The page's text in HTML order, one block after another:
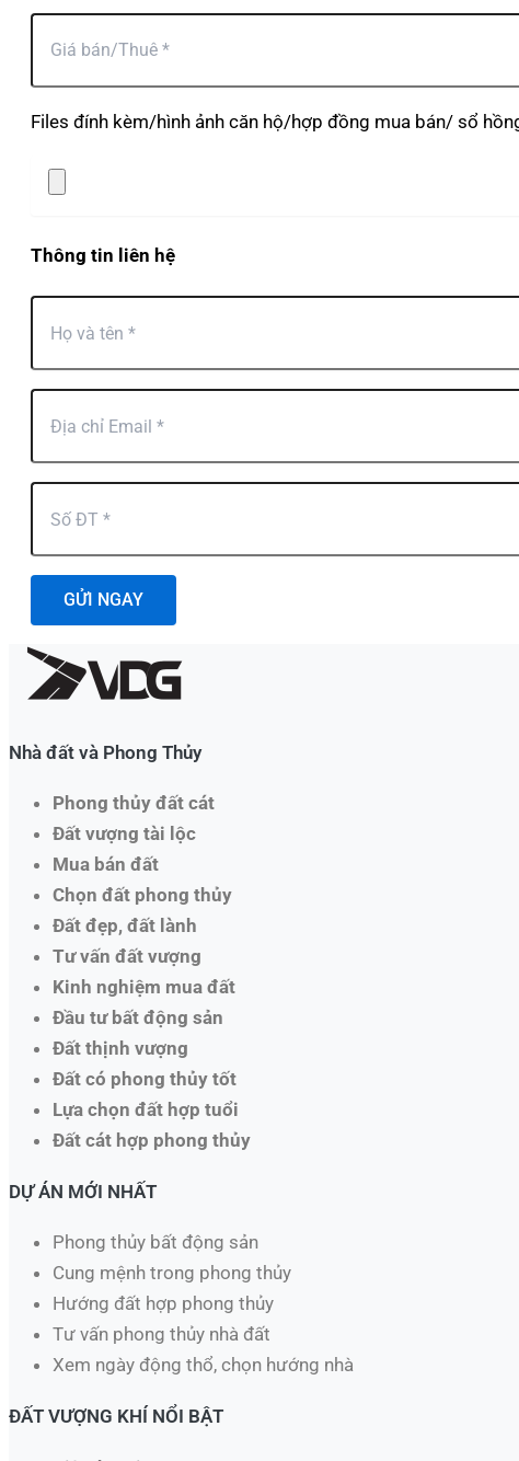
Files đính kèm/hình ảnh căn hộ/hợp đồng mua bán/ sổ
Thông tin liên hệ
GỬI NGAY
Nhà đất và Phong Thủy
Phong thủy đất cát
Đất vượng tài lộc
Mua bán đất
Chọn đất phong thủy
Đất đẹp, đất lành
Tư vấn đất vượng
Kinh nghiệm mua đất
Đầu tư bất động sản
Đất thịnh vượng
Đất có phong thủy tốt
Lựa chọn đất hợp tuổi
Đất cát hợp phong thủy
DỰ ÁN MỚI NHẤT
Phong thủy bất động sản
Cung mệnh trong phong thủy
Hướng đất hợp phong thủy
Tư vấn phong thủy nhà đất
Xem ngày động thổ, chọn hướng nhà​
ĐẤT VƯỢNG KHÍ NỔI BẬT